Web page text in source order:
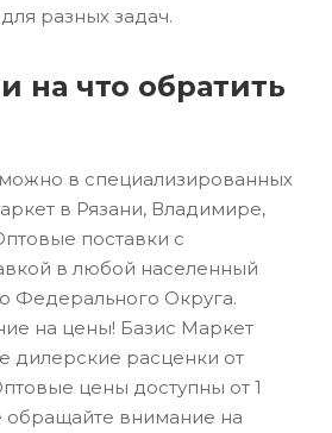
разных задач.
на что обратить
в специализированных
в Рязани, Владимире,
поставки с
в любой населенный
Федерального Округа.
на цены! Базис Маркет
дилерские расценки от
цены доступны от 1
обращайте внимание на